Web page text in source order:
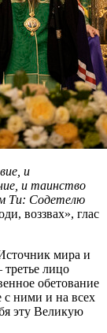
и
и таинство
Ти: Содетелю
воззвах», глас
мира и
лицо
обетование
с ними и на всех
эту Великую